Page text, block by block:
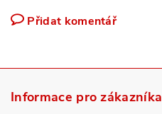
Přidat komentář
Informace pro zákazníka